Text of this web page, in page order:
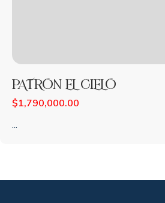
PATRON EL CIELO
$1,790,000.00
...